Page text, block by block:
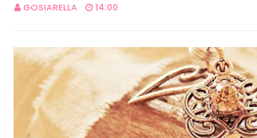
GOSIARELLA 14:00